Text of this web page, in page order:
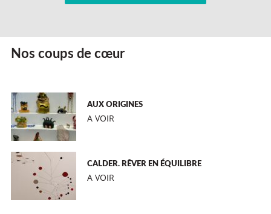
Nos coups de cœur
AUX ORIGINES
A VOIR
CALDER. RÊVER EN ÉQUILIBRE
A VOIR